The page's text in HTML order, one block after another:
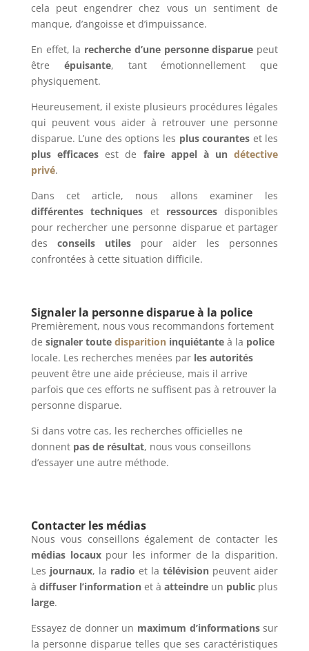
cela peut engendrer chez vous un sentiment de
manque, d’angoisse et d’impuissance.
En effet, la recherche d’une personne disparue peut
être épuisante, tant émotionnellement que
physiquement.
Heureusement, il existe plusieurs procédures légales
qui peuvent vous aider à retrouver une personne
disparue. L’une des options les plus courantes et les
plus efficacesest de faire appel à undétective
privé.
Dans cet article, nous allons examiner les
différentes techniques et ressourcesdisponibles
pour rechercher une personne disparue et partager
des conseils utilespour aider les personnes
confrontées à cette situation difficile.
Signaler la personne disparue à la police
Premièrement, nous vous recommandons fortement
de signaler toute disparitioninquiétanteà la police
locale. Les recherches menées par les autorités
peuvent être une aide précieuse, mais il arrive
parfois que ces efforts ne suffisent pas à retrouver la
personne disparue.
Si dans votre cas, les recherches officielles ne
donnent pas de résultat, nous vous conseillons
d’essayer une autre méthode.
Contacter les médias
Nous vous conseillons également de contacter les
médias locaux pour les informer de la disparition.
Les journaux, la radio et latélévision peuvent aider
à diffuser l’informationet àatteindre un public plus
large.
Essayez de donner un maximum d’informationssur
la personne disparue telles que ses caractéristiques